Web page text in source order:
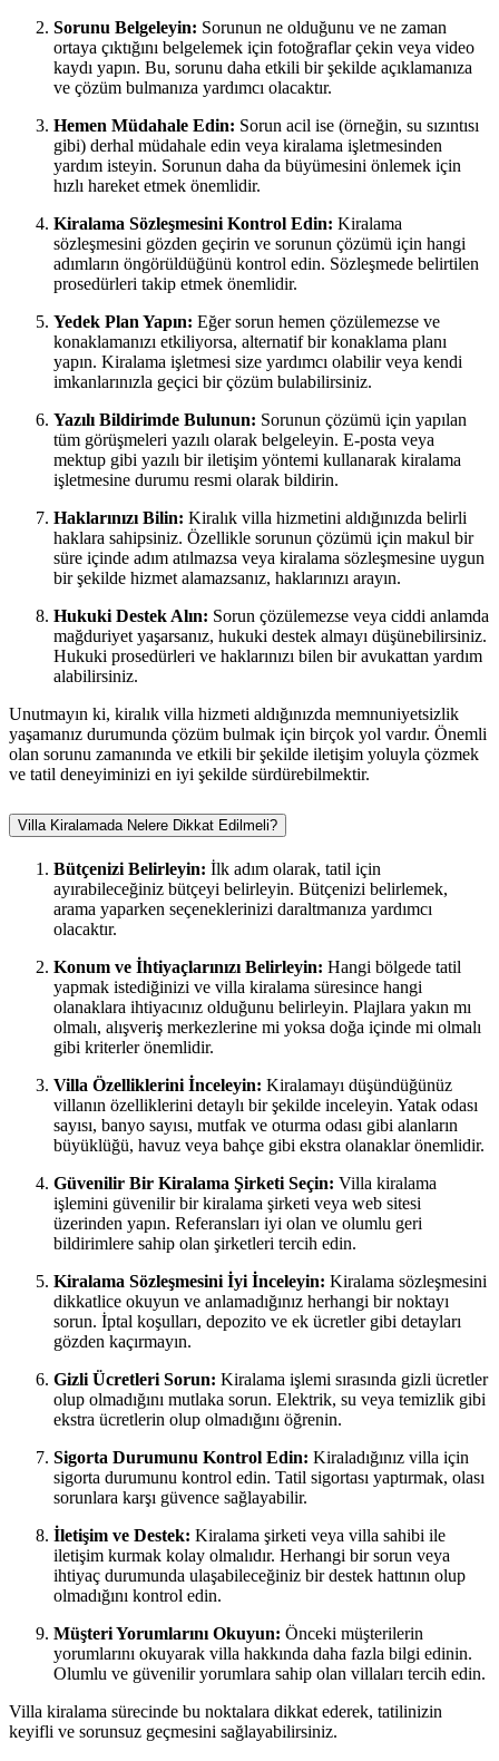
Sorunu Belgeleyin: Sorunun ne olduğunu ve ne zaman
ortaya çıktığını belgelemek için fotoğraflar çekin veya video
kaydı yapın. Bu, sorunu daha etkili bir şekilde açıklamanıza
ve çözüm bulmanıza yardımcı olacaktır.
Hemen Müdahale Edin: Sorun acil ise (örneğin, su sızıntısı
gibi) derhal müdahale edin veya kiralama işletmesinden
yardım isteyin. Sorunun daha da büyümesini önlemek için
hızlı hareket etmek önemlidir.
Kiralama Sözleşmesini Kontrol Edin: Kiralama
sözleşmesini gözden geçirin ve sorunun çözümü için hangi
adımların öngörüldüğünü kontrol edin. Sözleşmede belirtilen
prosedürleri takip etmek önemlidir.
Yedek Plan Yapın: Eğer sorun hemen çözülemezse ve
konaklamanızı etkiliyorsa, alternatif bir konaklama planı
yapın. Kiralama işletmesi size yardımcı olabilir veya kendi
imkanlarınızla geçici bir çözüm bulabilirsiniz.
Yazılı Bildirimde Bulunun: Sorunun çözümü için yapılan
tüm görüşmeleri yazılı olarak belgeleyin. E-posta veya
mektup gibi yazılı bir iletişim yöntemi kullanarak kiralama
işletmesine durumu resmi olarak bildirin.
Haklarınızı Bilin: Kiralık villa hizmetini aldığınızda belirli
haklara sahipsiniz. Özellikle sorunun çözümü için makul bir
süre içinde adım atılmazsa veya kiralama sözleşmesine uygun
bir şekilde hizmet alamazsanız, haklarınızı arayın.
Hukuki Destek Alın: Sorun çözülemezse veya ciddi anlamda
mağduriyet yaşarsanız, hukuki destek almayı düşünebilirsiniz.
Hukuki prosedürleri ve haklarınızı bilen bir avukattan yardım
alabilirsiniz.
Unutmayın ki, kiralık villa hizmeti aldığınızda memnuniyetsizlik
yaşamanız durumunda çözüm bulmak için birçok yol vardır. Önemli
olan sorunu zamanında ve etkili bir şekilde iletişim yoluyla çözmek
ve tatil deneyiminizi en iyi şekilde sürdürebilmektir.
Villa Kiralamada Nelere Dikkat Edilmeli?
Bütçenizi Belirleyin: İlk adım olarak, tatil için
ayırabileceğiniz bütçeyi belirleyin. Bütçenizi belirlemek,
arama yaparken seçeneklerinizi daraltmanıza yardımcı
olacaktır.
Konum ve İhtiyaçlarınızı Belirleyin: Hangi bölgede tatil
yapmak istediğinizi ve villa kiralama süresince hangi
olanaklara ihtiyacınız olduğunu belirleyin. Plajlara yakın mı
olmalı, alışveriş merkezlerine mi yoksa doğa içinde mi olmalı
gibi kriterler önemlidir.
Villa Özelliklerini İnceleyin: Kiralamayı düşündüğünüz
villanın özelliklerini detaylı bir şekilde inceleyin. Yatak odası
sayısı, banyo sayısı, mutfak ve oturma odası gibi alanların
büyüklüğü, havuz veya bahçe gibi ekstra olanaklar önemlidir.
Güvenilir Bir Kiralama Şirketi Seçin: Villa kiralama
işlemini güvenilir bir kiralama şirketi veya web sitesi
üzerinden yapın. Referansları iyi olan ve olumlu geri
bildirimlere sahip olan şirketleri tercih edin.
Kiralama Sözleşmesini İyi İnceleyin: Kiralama sözleşmesini
dikkatlice okuyun ve anlamadığınız herhangi bir noktayı
sorun. İptal koşulları, depozito ve ek ücretler gibi detayları
gözden kaçırmayın.
Gizli Ücretleri Sorun: Kiralama işlemi sırasında gizli ücretler
olup olmadığını mutlaka sorun. Elektrik, su veya temizlik gibi
ekstra ücretlerin olup olmadığını öğrenin.
Sigorta Durumunu Kontrol Edin: Kiraladığınız villa için
sigorta durumunu kontrol edin. Tatil sigortası yaptırmak, olası
sorunlara karşı güvence sağlayabilir.
İletişim ve Destek: Kiralama şirketi veya villa sahibi ile
iletişim kurmak kolay olmalıdır. Herhangi bir sorun veya
ihtiyaç durumunda ulaşabileceğiniz bir destek hattının olup
olmadığını kontrol edin.
Müşteri Yorumlarını Okuyun: Önceki müşterilerin
yorumlarını okuyarak villa hakkında daha fazla bilgi edinin.
Olumlu ve güvenilir yorumlara sahip olan villaları tercih edin.
Villa kiralama sürecinde bu noktalara dikkat ederek, tatilinizin
keyifli ve sorunsuz geçmesini sağlayabilirsiniz.